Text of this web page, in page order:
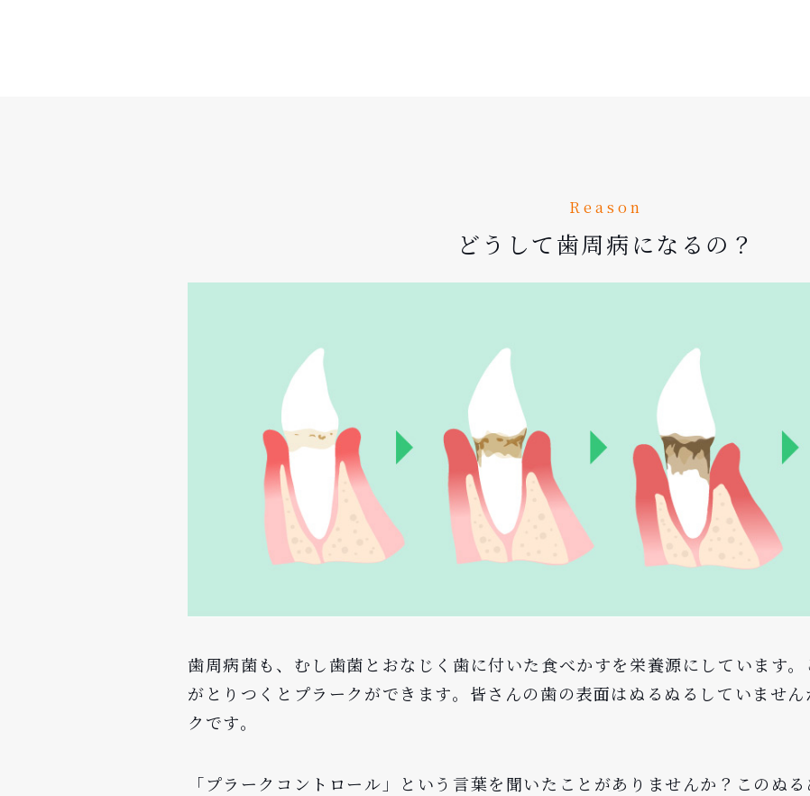
Reason
どうして歯周病になるの？
歯周病菌も、むし歯菌とおなじく歯に付いた食べかすを栄養源にしています
がとりつくとプラークができます。皆さんの歯の表面はぬるぬるしていませ
クです。
「プラークコントロール」という言葉を聞いたことがありませんか？このぬ